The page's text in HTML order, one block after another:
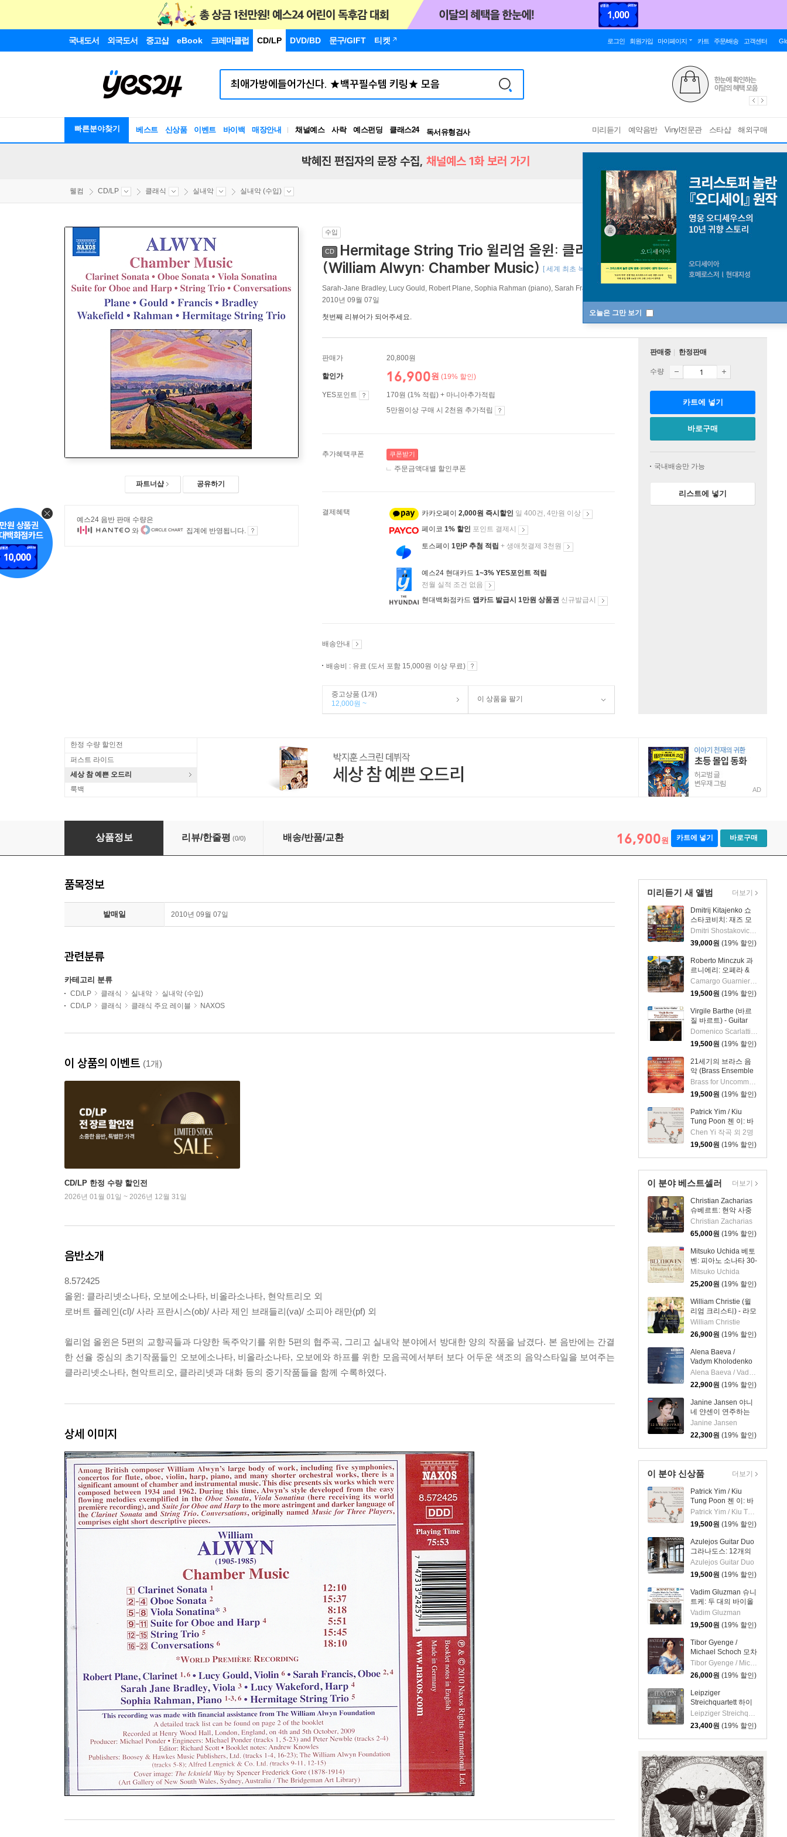
국내도서 외국도서 중고샵 eBook 크레마클럽 CD/LP DVD/BD 문구/GIFT 티켓 로그인 회원가입 마이페이지 카트 주문/배송 고객센터
빠른분야찾기 베스트 신상품 이벤트 바이백 매장안내 채널예스 사락 예스펀딩 클래스24
독서유형검사
RBTI Lab
미리듣기 예약음반 Vinyl전문관 스타샵 해외구매
오늘은 그만 보기
박혜진 편집자의 문장 수집, 채널예스 1화 보러 가기
웰컴 CD/LP 클래식 실내악 실내악 (수입)
파트너샵 공유하기
예스24 음반 판매 수량은
와
집계에 반영됩니다.
수입
CD
Hermitage String Trio 윌리엄 올윈: 클라리넷, 오보에, 비올라 소나타
(William Alwyn: Chamber Music)
[ 세계 최초 녹음 수록 ]
Sarah-Jane Bradley, Lucy Gould, Robert Plane, Sophia Rahman (piano), Sarah Francis, Lucy Wakeford (harp)
2010년 09월 07일
첫번째 리뷰어가 되어주세요.
판매가 20,800원
할인가 16,900원 (19% 할인)
YES포인트
170원 (1% 적립) + 마니아추가적립
5만원이상 구매 시 2천원 추가적립
추가혜택쿠폰 쿠폰받기
주문금액대별 할인쿠폰
결제혜택 카카오페이 2,000원 즉시할인 일 400건, 4만원 이상
페이코 1% 할인 포인트 결제시
토스페이 1만P 추첨 적립 + 생애첫결제 3천원
예스24 현대카드 1~3% YES포인트 적립
전월 실적 조건 없음
현대백화점카드 앱카드 발급시 1만원 상품권 신규발급시
배송안내
배송비 : 유료 (도서 포함 15,000원 이상 무료)
중고상품 (1개)
12,000원 ~
이 상품을 팔기
판매중 한정판매
수량
카트에 넣기
바로구매
국내배송만 가능
리스트에 넣기
한정 수량 할인전
퍼스트 라이드
세상 참 예쁜 오드리
룩백
AD
Hermitage String Trio 윌리엄 올윈: 클라리넷, 오보에, 비올라 소나타 (William Alwyn: Chamber Music)
상품정보 리뷰/한줄평 (0/0) 배송/반품/교환 16,900원 카트에 넣기 바로구매
미리듣기 새 앨범
Dmitrij Kitajenko 쇼
스타코비치: 재즈 모
음곡, 발레 모음곡, 협
주곡들
(Shostakovich: Jazz
Suite; Ballet Suites;
Concertos)
Dmitri Shostakovich 작곡 외 6명
39,000원 (19% 할인)
Roberto Minczuk 과
르니에리: 오페라 &
관현악 작품집
(Guarnieri: Pedro
Malazarte)
Camargo Guarnieri 작곡 외 2명
19,500원 (19% 할인)
Virgile Barthe (바르
질 바르트) - Guitar
Recital (기타 리사이
틀)
Domenico Scarlatti 작곡 외 5명
19,500원 (19% 할인)
21세기의 브라스 음
악 (Brass Ensemble
Music - 21st Century)Brass for Uncommon Times 실내악
19,500원 (19% 할인)
Patrick Yim / Kiu
Tung Poon 첸 이: 바
이올린, 비올라, 피아
노 작품집 (Chen Yi:
Works For Violin,
Viola And Piano)
Chen Yi 작곡 외 2명
19,500원 (19% 할인)
더보기
이 분야 베스트셀러
Christian Zacharias
슈베르트: 현악 사중
주 전곡 외 (Schubert:
Complete String
Quartets, Trout
Quintet & String
Trios)
Christian Zacharias
65,000원 (19% 할인)
Mitsuko Uchida 베토
벤: 피아노 소나타 30-
32번 (Beethoven:
Piano Sonatas Opp
109 110 & 111)
Mitsuko Uchida
25,200원 (19% 할인)
William Christie (윌
리엄 크리스티) - 라모
의 바이올린 (Le
Violon De Rameau)
William Christie
26,900원 (19% 할인)
Alena Baeva /
Vadym Kholodenko
베토벤: 바이올린 소
나타 5번 '봄', 9번 '크
로이처', 3번
(Beethoven: Violin
Sonatas Nos. 5
"Spring", 9 'Kreutzer"
& 3)
Alena Baeva / Vadym Kholodenko
22,900원 (19% 할인)
Janine Jansen 야니
네 얀센이 연주하는
12개의 스트라디바리
(12 Stradivari)
Janine Jansen
22,300원 (19% 할인)
더보기
이 분야 신상품
Patrick Yim / Kiu
Tung Poon 첸 이: 바
이올린, 비올라, 피아
노 작품집 (Chen Yi:
Works For Violin,
Viola And Piano)
Patrick Yim / Kiu Tung Poon
19,500원 (19% 할인)
Azulejos Guitar Duo
그라나도스: 12개의
스페인 무곡, 스페인
카프리초 (두 대의 기
타를 위한 편곡)
(Granados: 12
Danzas Espanolas)
Azulejos Guitar Duo
19,500원 (19% 할인)
Vadim Gluzman 슈니
트케: 두 대의 바이올
린을 위한 작품집
(Schnittke: Complete
Works For Two
Violins)
Vadim Gluzman
19,500원 (19% 할인)
Tibor Gyenge /
Michael Schoch 모차
르트: 바이올린 소나
타집 (Mozart: Violin
Sonatas) [SACD
Hybrid]
Tibor Gyenge / Michael Schoch
26,000원 (19% 할인)
Leipziger
Streichquartett 하이
든: 현악 사중주 22집
(Haydn: String
Quartets Vol.22 -
Op.76 No.1, 5, 6)
Leipziger Streichquartett
23,400원 (19% 할인)
더보기
품목정보
발매일 2010년 09월 07일
관련분류
카테고리 분류
CD/LP 클래식 실내악
실내악 (수입)
CD/LP
클래식 클래식 주요 레이블 NAXOS
이 상품의 이벤트 (1개)
CD/LP 한정 수량 할인전
2026년 01월 01일 ~ 2026년 12월 31일
음반소개
8.572425
올윈: 클라리넷소나타, 오보에소나타, 비올라소나타, 현악트리오 외
로버트 플레인(cl)/ 사라 프란시스(ob)/ 사라 제인 브래들리(va)/ 소피아 래만(pf) 외
윌리엄 올윈은 5편의 교향곡들과 다양한 독주악기를 위한 5편의 협주곡, 그리고 실내악 분야에서 방대한 양의 작품을 남겼다. 본 음반에는 간결
한 선율 중심의 초기작품들인 오보에소나타, 비올라소나타, 오보에와 하프를 위한 모음곡에서부터 보다 어두운 색조의 음악스타일을 보여주는
클라리넷소나타, 현악트리오, 클라리넷과 대화 등의 중기작품들을 함께 수록하였다.
상세 이미지